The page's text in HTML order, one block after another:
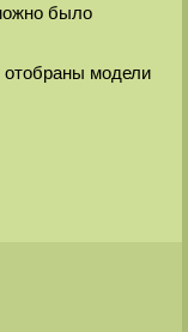
было
отобраны модели